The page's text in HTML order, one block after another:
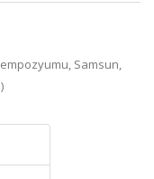
Samsun,